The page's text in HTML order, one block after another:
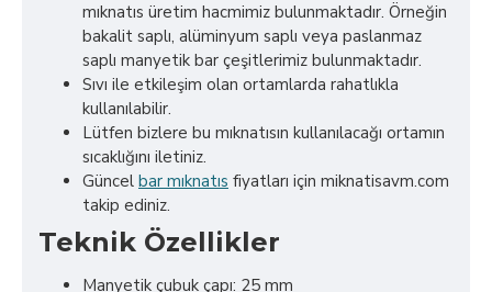
mıknatıs üretim hacmimiz bulunmaktadır. Örneğin
bakalit saplı, alüminyum saplı veya paslanmaz
saplı manyetik bar çeşitlerimiz bulunmaktadır.
Sıvı ile etkileşim olan ortamlarda rahatlıkla
kullanılabilir.
Lütfen bizlere bu mıknatısın kullanılacağı ortamın
sıcaklığını iletiniz.
Güncel bar mıknatıs fiyatları için miknatisavm.com
takip ediniz.
Teknik Özellikler
Manyetik çubuk çapı: 25 mm